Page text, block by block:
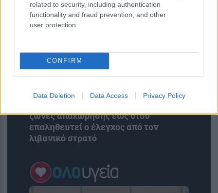
related to security, including authentication
functionality and fraud prevention, and other
user protection.
CONFIRM
Data Deletion Data Access Privacy Policy
ζώνες αποχώρησης έως ότου
επαληθευτεί ο έλεγχος από τον
λιβανικό στρατό